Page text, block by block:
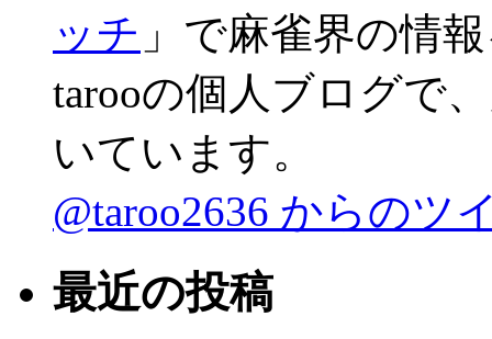
ッチ 」で麻雀界の情
tarooの個人ブログで
いています。
@taroo2636 からのツ
最近の投稿